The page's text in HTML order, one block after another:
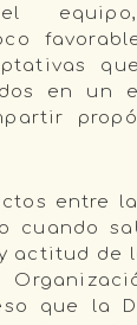
equipo,
en un
entre
cuando
actitud de
que la